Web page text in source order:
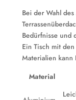
Bei der Wahl
Bedürfnisse und
Ein Tisch mit
Materialien kann
Material